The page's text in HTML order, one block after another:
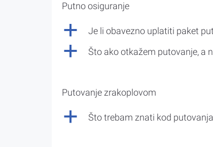
Putno osiguranje
a Je li obavezno uplatiti paket
a Što ako otkažem putovanje, a
Putovanje zrakoplovom
a Što trebam znati kod